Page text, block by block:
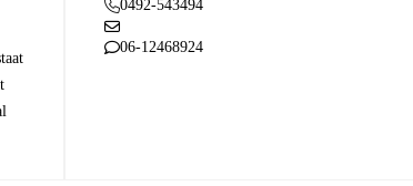
0492-543494
06-12468924